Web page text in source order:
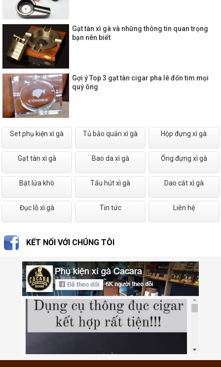
Gạt tàn xì gà và những thông tin quan trọng
bạn nên biết
Gợi ý Top 3 gạt tàn cigar pha lê đốn tim mọi
quý ông
Set phụ kiện xì gà Tủ bảo quản xì gà Hộp đựng xì gà
Gạt tàn xì gà Bao da xì gà Ống đựng xì gà
Bật lửa khò Tẩu hút xì gà Dao cắt xì gà
Đục lỗ xì gà Tin tức Liên hệ
KẾT NỐI VỚI CHÚNG TÔI